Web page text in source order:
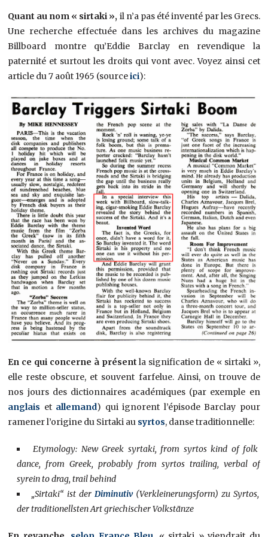
Quant au nom « sirtaki », il n’a pas été inventé par les Grecs.
Une recherche effectuée dans les archives du magazine
Billboard montre qu’Eddie Barclay en revendique la
paternité et surtout les droits qui vont avec. Voyez ainsi cet
article du 7 août 1965 (sourceici):
En ce qui concerne à présent la signification de « sirtaki »,
elle reste obscure, et souvent farfelue. Ainsi, on trouve de
nos jours des dictionnaires académiques (par exemple en
anglais et allemand) qui ignorent l’épisode Barclay pour
ramener l’origine du Sirtaki au syrtos, danse traditionnelle:
Etymology: New Greek syrtaki, from syrtos kind of folk
dance, from Greek, probably from syrtos trailing, verbal of
syrein to drag, trail behind
„Sirtaki“ ist der Diminutiv(Verkleinerungsform) zu Syrtos,
der traditionellsten Art griechischer Volkstänze